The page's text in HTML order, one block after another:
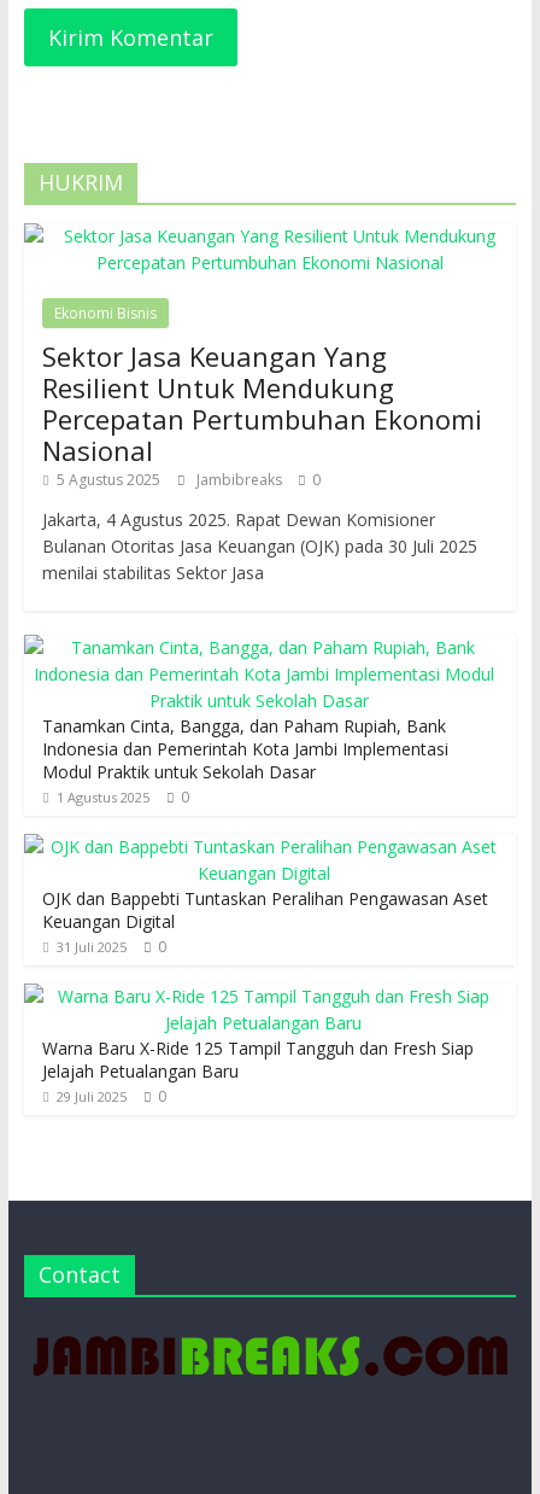
HUKRIM
Ekonomi Bisnis
Sektor Jasa Keuangan Yang
Resilient Untuk Mendukung
Percepatan Pertumbuhan Ekonomi
Nasional
5 Agustus 2025 Jambibreaks 0
Jakarta, 4 Agustus 2025. Rapat Dewan Komisioner
Bulanan Otoritas Jasa Keuangan (OJK) pada 30 Juli 2025
menilai stabilitas Sektor Jasa
Tanamkan Cinta, Bangga, dan Paham Rupiah, Bank
Indonesia dan Pemerintah Kota Jambi Implementasi
Modul Praktik untuk Sekolah Dasar
1 Agustus 2025 0
OJK dan Bappebti Tuntaskan Peralihan Pengawasan Aset
Keuangan Digital
31 Juli 2025 0
Warna Baru X-Ride 125 Tampil Tangguh dan Fresh Siap
Jelajah Petualangan Baru
29 Juli 2025 0
Contact